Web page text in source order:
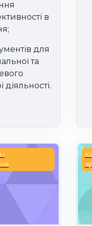
в
для
та
діяльності.
проектування